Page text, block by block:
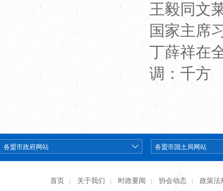
王毅同文
国家主席
丁薛祥在
调：千方
首页 关于我们 时政要闻 协会动态 政策法